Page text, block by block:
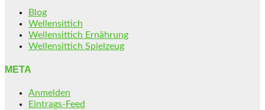
Blog
Wellensittich
Wellensittich Ernährung
Wellensittich Spielzeug
META
Anmelden
Eintrags-Feed